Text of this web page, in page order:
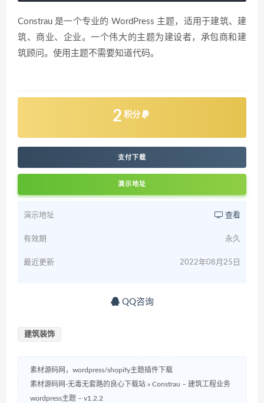
Constrau 是一个专业的 WordPress 主题，适用于建筑、建
筑、商业、企业。一个伟大的主题为建设者，承包商和建
筑顾问。使用主题不需要知道代码。
2 积分
支付下载
演示地址
演示地址 查看
有效期 永久
最近更新 2022年08月25日
QQ咨询
建筑装饰
素材源码网，wordpress/shopify主题插件下载
素材源码网-无毒无套路的良心下载站 » Constrau – 建筑工程业务
wordpress主题 – v1.2.2